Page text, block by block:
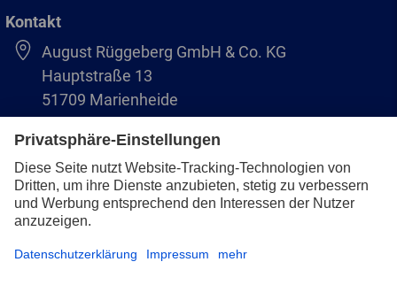
Kontakt
August Rüggeberg GmbH & Co. KG
Hauptstraße 13
51709 Marienheide
+49 2264 9-0
info@pferd.com
+49 2264 9-400